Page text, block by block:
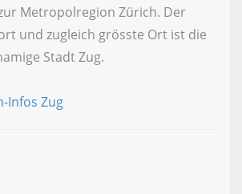
Metropolregion Zürich. Der
und zugleich grösste Ort ist die
Stadt Zug.
Infos Zug